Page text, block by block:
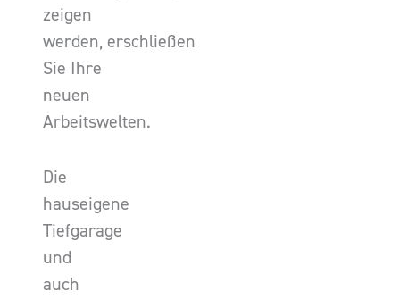
zeigen
werden, erschließen
Sie Ihre
neuen
Arbeitswelten.
Die
hauseigene
Tiefgarage
und
auch